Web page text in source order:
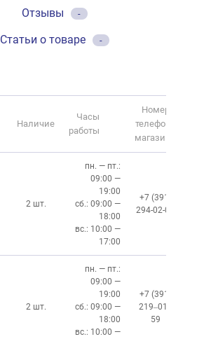
Отзывы
-
Статьи о товаре -
Наличие
Часы
работы
Номер
телефона
магазина
2 шт.
пн. — пт.:
09:00 —
19:00
сб.: 09:00 —
18:00
вс.: 10:00 —
17:00
+7 (391)
294-02-02
2 шт.
пн. — пт.:
09:00 —
19:00
сб.: 09:00 —
18:00
вс.: 10:00 —
+7 (391)
219‒01‒
59